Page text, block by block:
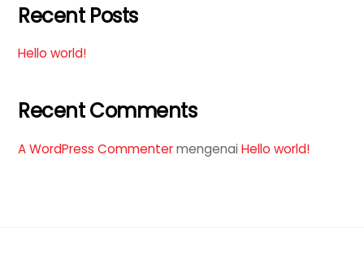
Recent Posts
Hello world!
Recent Comments
A WordPress CommentermengenaiHello world!